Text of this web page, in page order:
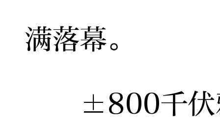
满落幕。
±800千伏